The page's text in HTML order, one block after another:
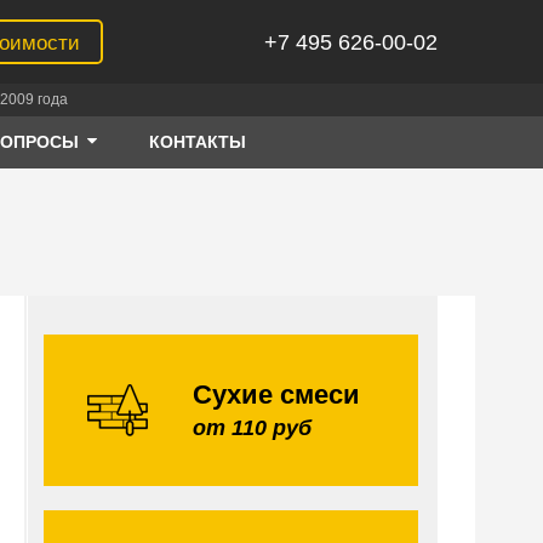
+7 495 626-00-02
года
КОНТАКТЫ
Сухие смеси
от 110 руб